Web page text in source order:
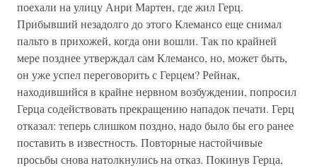
поехали на улицу Анри Мартен, где жил Герц.
Прибывший незадолго до этого Клемансо еще снимал
пальто в прихожей, когда они вошли. Так по крайней
мере позднее утверждал сам Клемансо, но, может быть,
он уже успел переговорить с Герцем? Рейнак,
находившийся в крайне нервном возбуждении, попросил
Герца содействовать прекращению нападок печати. Герц
отказал: теперь слишком поздно, надо было бы его ранее
поставить в известность. Повторные настойчивые
просьбы снова натолкнулись на отказ. Покинув Герца,